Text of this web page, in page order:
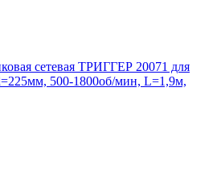
сетевая ТРИГГЕР 20071 для
500-1800об/мин, L=1,9м,